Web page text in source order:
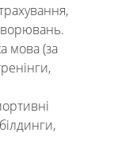
мова (за